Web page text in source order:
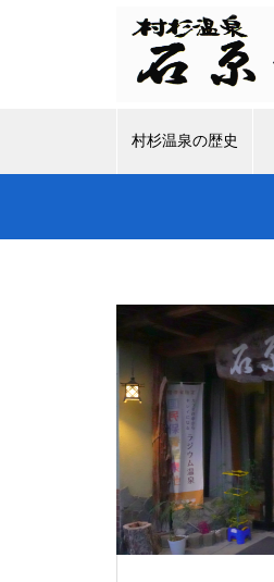
村杉温泉の歴史